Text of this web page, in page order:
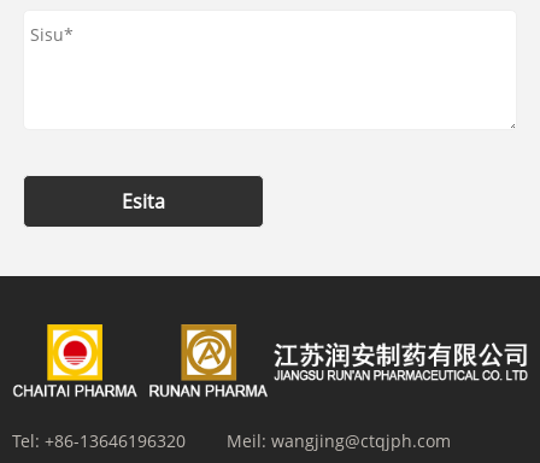
Esita
Tel: +86-13646196320 Meil: wangjing@ctqjph.com